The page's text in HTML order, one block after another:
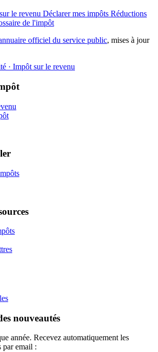
le revenu Déclarer mes impôts Réductions
de l'impôt
officiel du service public, mises à jour
· Impôt sur le revenu
nouveautés
année. Recevez automatiquement les
par email :